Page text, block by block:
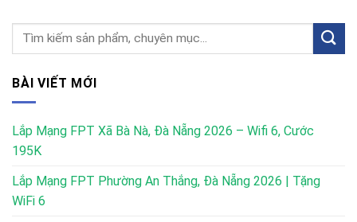
BÀI VIẾT MỚI
Lắp Mạng FPT Xã Bà Nà, Đà Nẵng 2026 – Wifi 6, Cước
195K
Lắp Mạng FPT Phường An Thắng, Đà Nẵng 2026 | Tặng
WiFi 6